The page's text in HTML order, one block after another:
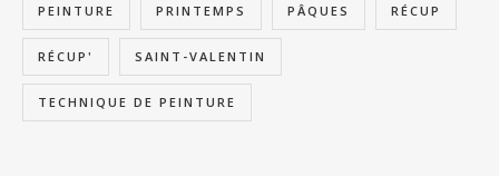
PEINTURE PRINTEMPS PÂQUES RÉCUP
RÉCUP' SAINT-VALENTIN
TECHNIQUE DE PEINTURE